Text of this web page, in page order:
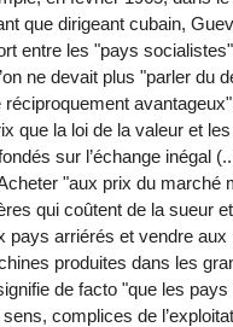
que dirigeant cubain,
entre les "pays
ne devait plus "parler du
réciproquement
que la loi de la valeur et
sur l’échange inégal
"aux prix du marché
qui coûtent de la sueur
pays arriérés et vendre aux
produites dans les
de facto "que les
complices de